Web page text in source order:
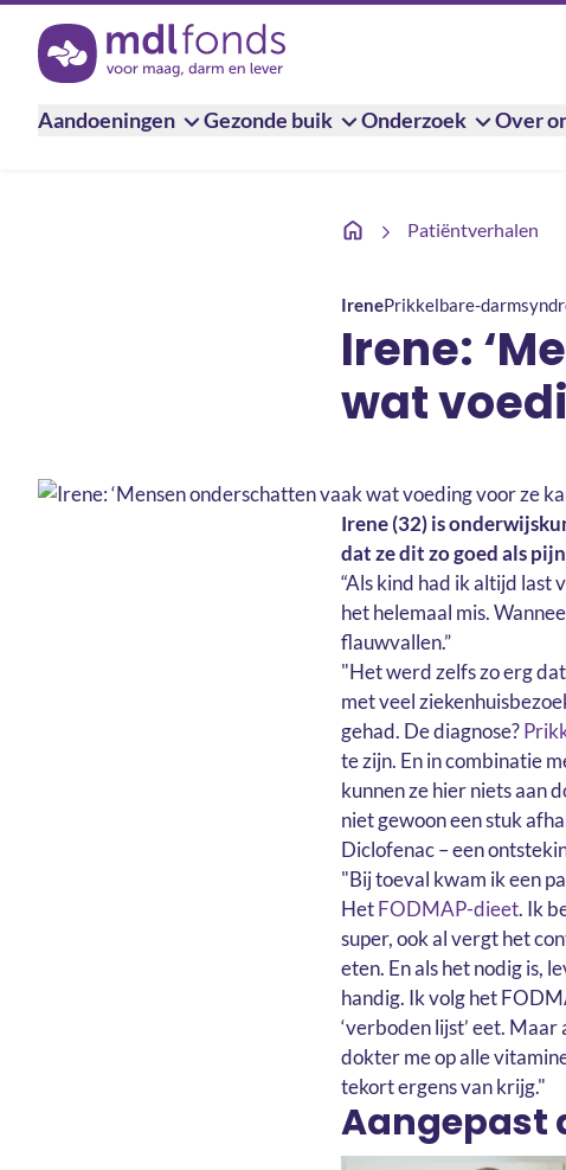
Terug naar de homepage
Aandoeningen Gezonde buik Onderzoek Over
Patiëntverhalen
Irene: ‘Mensen
Irene:
wat
IrenePrikkelbare-
Irene (32) is
dat ze dit zo goed als
“Als kind had ik altijd last
het helemaal mis.
flauwvallen.”
"Het werd zelfs zo erg
met veel
gehad. De diagnose?
te zijn. En in combinatie
kunnen ze hier niets aan
niet gewoon een stuk
Diclofenac – een
"Bij toeval kwam ik een
HetFODMAP-dieet. Ik
super, ook al vergt het
eten. En als het nodig is,
handig. Ik volg het
‘verboden lijst’ eet.
dokter me op alle
tekort ergens van krijg."
Aangepast